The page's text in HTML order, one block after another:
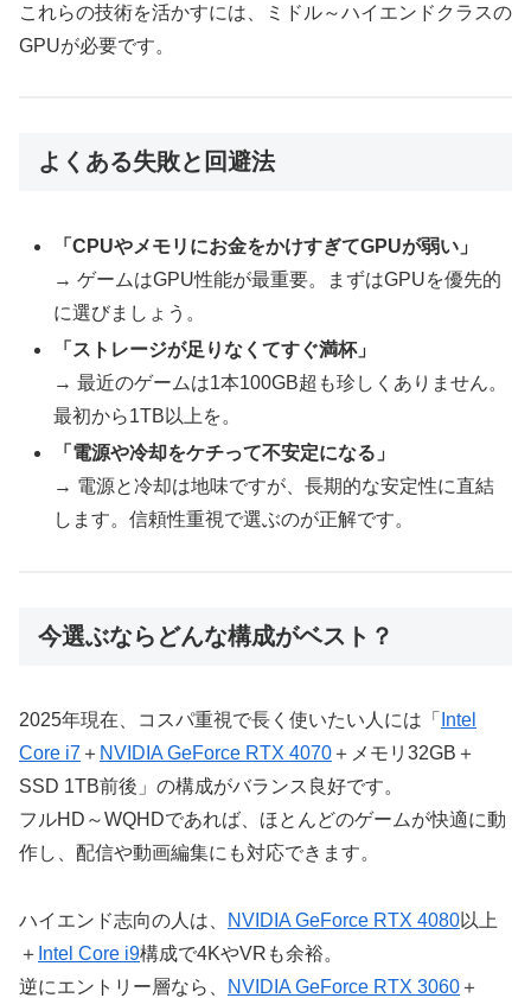
これらの技術を活かすには、ミドル～ハイエンドクラスの
GPUが必要です。
よくある失敗と回避法
「CPUやメモリにお金をかけすぎてGPUが弱い」
→ ゲームはGPU性能が最重要。まずはGPUを優先的
に選びましょう。
「ストレージが足りなくてすぐ満杯」
→ 最近のゲームは1本100GB超も珍しくありません。
最初から1TB以上を。
「電源や冷却をケチって不安定になる」
→ 電源と冷却は地味ですが、長期的な安定性に直結
します。信頼性重視で選ぶのが正解です。
今選ぶならどんな構成がベスト？
2025年現在、コスパ重視で長く使いたい人には「
Intel
Core i7 ＋ NVIDIA GeForce RTX 4070 ＋メモリ32GB＋
SSD 1TB前後」の構成がバランス良好です。
フルHD～WQHDであれば、ほとんどのゲームが快適に動
作し、配信や動画編集にも対応できます。
ハイエンド志向の人は、 NVIDIA GeForce RTX 4080以上
＋ Intel Core i9構成で4KやVRも余裕。
逆にエントリー層なら、
NVIDIA GeForce RTX 3060 ＋